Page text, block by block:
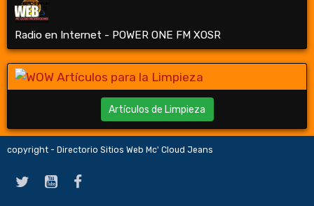
Radio en Internet - POWER ONE FM XOSR
Artículos de Limpieza
copyright - Directorio Sitios Web Mc' Cloud Jeans